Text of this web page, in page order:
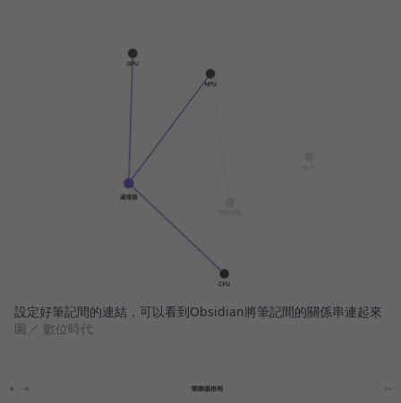
設定好筆記間的連結，可以看到Obsidian將筆記間的關係串連起來
圖／ 數位時代